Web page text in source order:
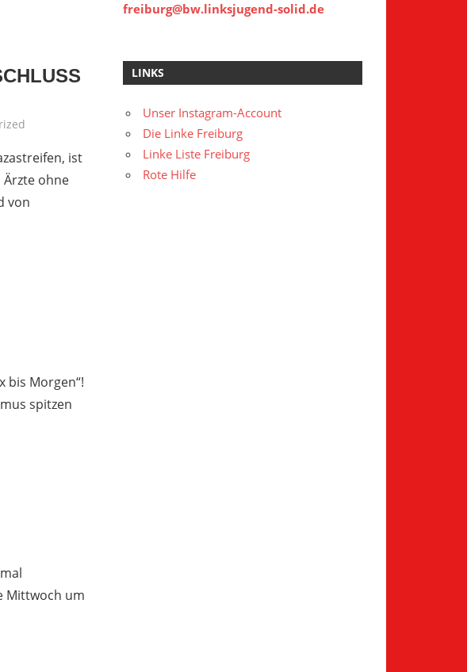
ist
ohne
von
bis Morgen“!
spitzen
Mittwoch um
freiburg@bw.linksjugend-solid.de
LINKS
Unser Instagram-Account
Die Linke Freiburg
Linke Liste Freiburg
Rote Hilfe